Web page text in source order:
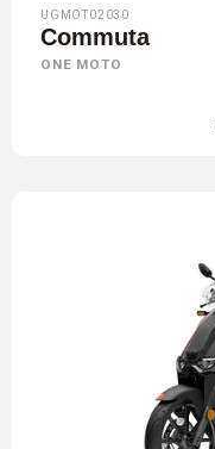
UGMOT02030
Commuta
ONE MOTO